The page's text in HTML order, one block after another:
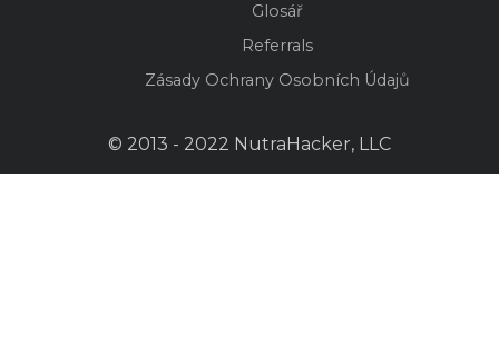
Glosář
Referrals
Zásady Ochrany Osobních Údajů
© 2013 - 2022 NutraHacker, LLC